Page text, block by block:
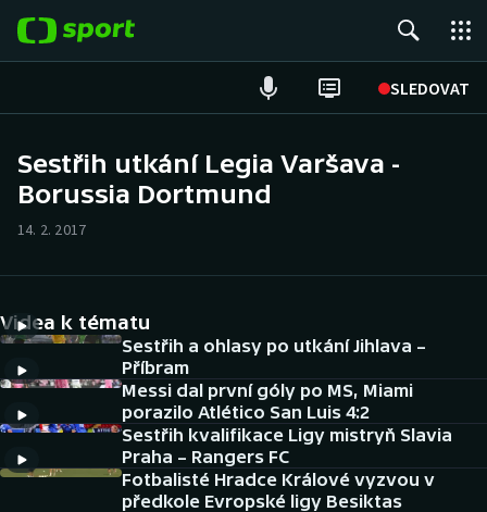
SLEDOVAT
Hokej
Cyklistika
DALŠÍ SPORTY
Americký fotbal
Baseball a softbal
NEPŘEHLÉDNĚTE
Sestřih utkání Legia Varšava -
Borussia Dortmund
14. 2. 2017
Videa k tématu
Sestřih a ohlasy po utkání Jihlava –
Příbram
Messi dal první góly po MS, Miami
porazilo Atlético San Luis 4:2
Sestřih kvalifikace Ligy mistryň Slavia
Praha – Rangers FC
Fotbalisté Hradce Králové vyzvou v
předkole Evropské ligy Besiktas